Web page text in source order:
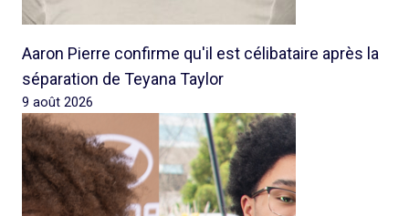
Aaron Pierre confirme qu'il est célibataire après la
séparation de Teyana Taylor
9 août 2026